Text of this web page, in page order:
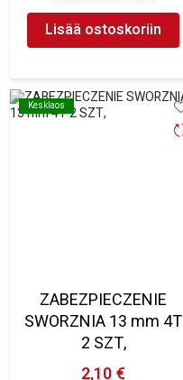
Lisää ostoskoriin
Kesklaos
Kesklaos
ZABEZPIECZENIE
SWORZNIA 13 mm 4T
2 SZT,
2,10 €